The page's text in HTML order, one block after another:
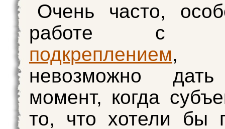
Очень часто,
работе с
подкреплением,
невозможно
момент, когда
то, что хотели бы